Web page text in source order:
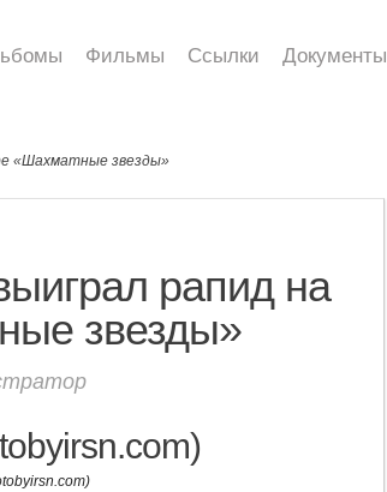
Фильмы Ссылки Документы
«Шахматные звезды»
рапид на
звезды»